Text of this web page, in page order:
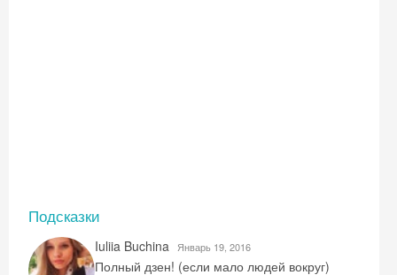
Подсказки
Iuliia Buchina Январь 19, 2016
Полный дзен! (если мало людей вокруг)